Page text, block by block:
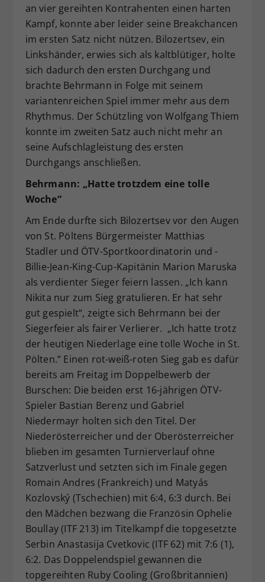
an vier gereihten Kontrahenten einen harten
Kampf, konnte aber leider seine Breakchancen
im ersten Satz nicht nützen. Bilozertsev, ein
Linkshänder, erwies sich als kaltblütiger, holte
sich dadurch den ersten Durchgang und
brachte Behrmann in Folge mit seinem
variantenreichen Spiel immer mehr aus dem
Rhythmus. Der Schützling von Wolfgang Thiem
konnte im zweiten Satz auch nicht mehr an
seine Aufschlagleistung des ersten
Durchgangs anschließen.
Behrmann: „Hatte trotzdem eine tolle
Woche“
Am Ende durfte sich Bilozertsev vor den Augen
von St. Pöltens Bürgermeister Matthias
Stadler und ÖTV-Sportkoordinatorin und -
Billie-Jean-King-Cup-Kapitänin Marion Maruska
als verdienter Sieger feiern lassen. „Ich kann
Nikita nur zum Sieg gratulieren. Er hat sehr
gut gespielt“, zeigte sich Behrmann bei der
Siegerfeier als fairer Verlierer. „Ich hatte trotz
der heutigen Niederlage eine tolle Woche in St.
Pölten.“ Einen rot-weiß-roten Sieg gab es dafür
bereits am Freitag im Doppelbewerb der
Burschen: Die beiden erst 16-jährigen ÖTV-
Spieler Bastian Berenz und Gabriel
Niedermayr holten sich den Titel. Der
Niederösterreicher und der Oberösterreicher
blieben im gesamten Turnierverlauf ohne
Satzverlust und setzten sich im Finale gegen
Romain Andres (Frankreich) und Matyás
Kozlovský (Tschechien) mit 6:4, 6:3 durch. Bei
den Mädchen bezwang die Französin Ophelie
Boullay (ITF 213) im Titelkampf die topgesetzte
Serbin Anastasija Cvetkovic (ITF 62) mit 7:6 (1),
6:2. Das Doppelendspiel gewannen die
topgereihten Ruby Cooling (Großbritannien)